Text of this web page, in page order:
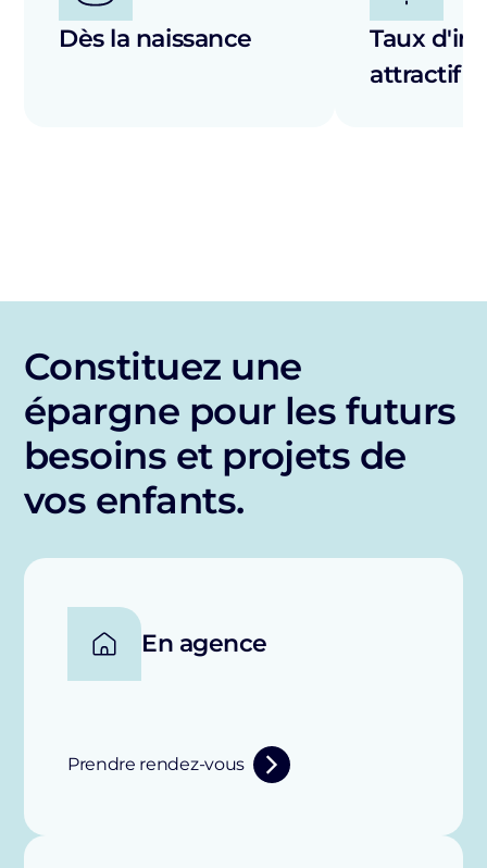
Dès la naissance
Taux
attractif
Constituez une
épargne pour les futurs
besoins et projets de
vos enfants.
En agence
Prendre rendez-vous